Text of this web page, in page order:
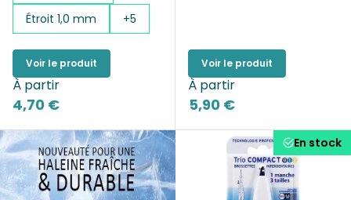
Étroit 1,0 mm
+5
Voir le produit
À partir
4,70 €
Voir le produit
À partir
5,90 €
En stock